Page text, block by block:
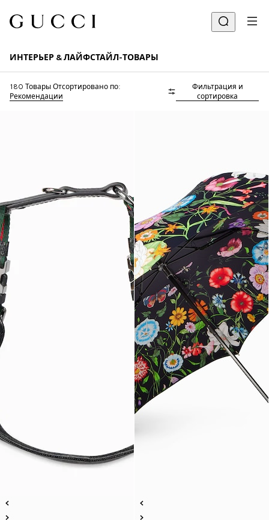
ИНТЕРЬЕР & ЛАЙФСТАЙЛ-ТОВАРЫ
180 Товары Отсортировано по:
Рекомендации
Фильтрация и
сортировка